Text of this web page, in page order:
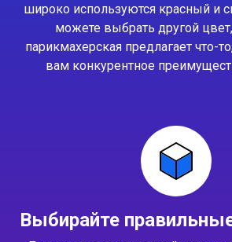
широко используются красный и
можете выбрать другой
парикмахерская предлагает что-
вам конкурентное
Выбирайте